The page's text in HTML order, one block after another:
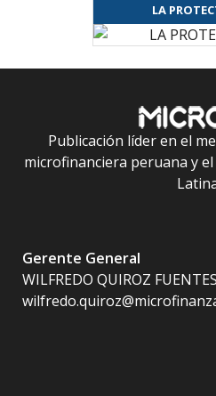
LA
Publicación líder en el
microfinanciera peruana y
Gerente General
WILFREDO QUIROZ FUENTES